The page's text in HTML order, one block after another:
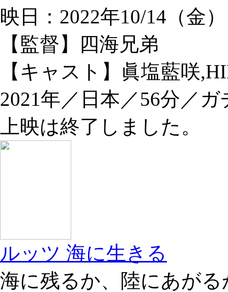
映日：2022年10/14（金
【監督】四海兄弟
【キャスト】眞塩藍咲
2021年／日本／56分／
上映は終了しました。
ルッツ 海に生きる
海に残るか、陸にあが